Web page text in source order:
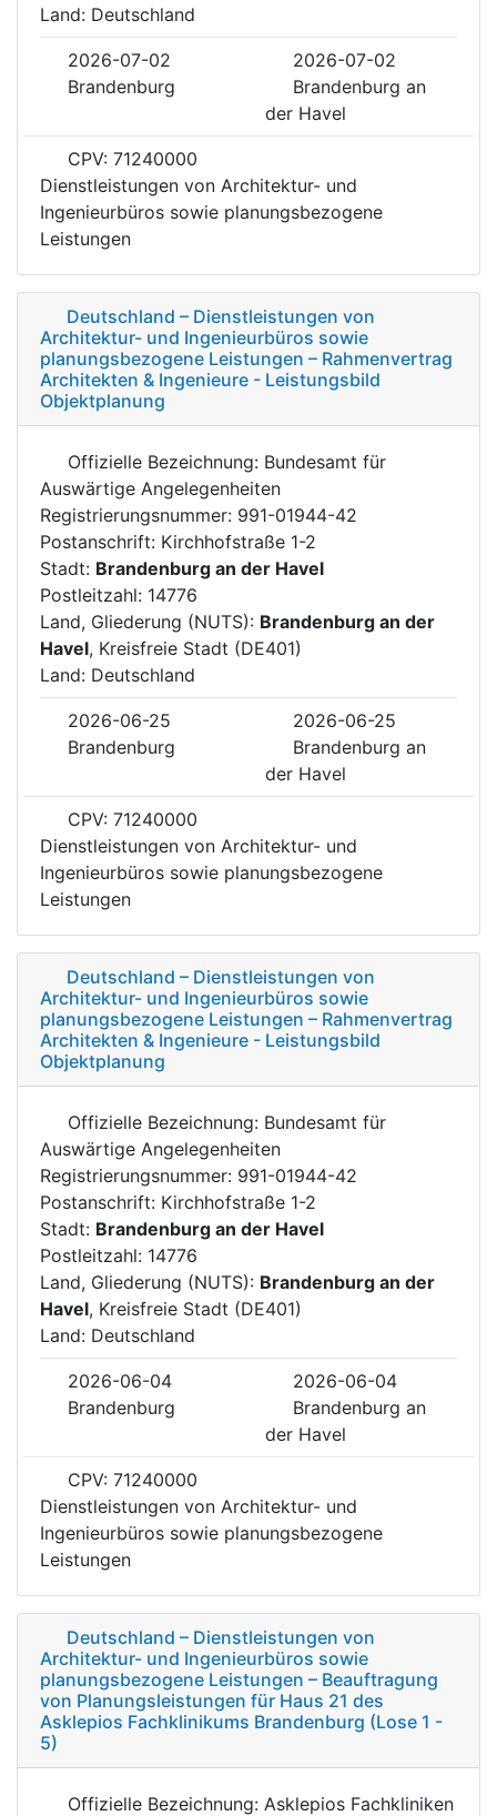
Land: Deutschland
2026-07-02
2026-07-02
Brandenburg
Brandenburg an
der Havel
CPV: 71240000
Dienstleistungen von Architektur- und
Ingenieurbüros sowie planungsbezogene
Leistungen
Deutschland – Dienstleistungen von
Architektur- und Ingenieurbüros sowie
planungsbezogene Leistungen – Rahmenvertrag
Architekten & Ingenieure - Leistungsbild
Objektplanung
Offizielle Bezeichnung: Bundesamt für
Auswärtige Angelegenheiten
Registrierungsnummer: 991-01944-42
Postanschrift: Kirchhofstraße 1-2
Stadt: Brandenburg an der Havel
Postleitzahl: 14776
Land, Gliederung (NUTS): Brandenburg an der
Havel, Kreisfreie Stadt (DE401)
Land: Deutschland
2026-06-25
2026-06-25
Brandenburg
Brandenburg an
der Havel
CPV: 71240000
Dienstleistungen von Architektur- und
Ingenieurbüros sowie planungsbezogene
Leistungen
Deutschland – Dienstleistungen von
Architektur- und Ingenieurbüros sowie
planungsbezogene Leistungen – Rahmenvertrag
Architekten & Ingenieure - Leistungsbild
Objektplanung
Offizielle Bezeichnung: Bundesamt für
Auswärtige Angelegenheiten
Registrierungsnummer: 991-01944-42
Postanschrift: Kirchhofstraße 1-2
Stadt: Brandenburg an der Havel
Postleitzahl: 14776
Land, Gliederung (NUTS): Brandenburg an der
Havel, Kreisfreie Stadt (DE401)
Land: Deutschland
2026-06-04
2026-06-04
Brandenburg
Brandenburg an
der Havel
CPV: 71240000
Dienstleistungen von Architektur- und
Ingenieurbüros sowie planungsbezogene
Leistungen
Deutschland – Dienstleistungen von
Architektur- und Ingenieurbüros sowie
planungsbezogene Leistungen – Beauftragung
von Planungsleistungen für Haus 21 des
Asklepios Fachklinikums Brandenburg (Lose 1 -
5)
Offizielle Bezeichnung: Asklepios Fachkliniken